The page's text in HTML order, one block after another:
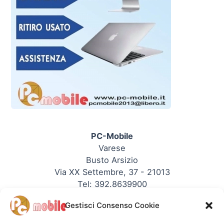
Gestisci Consenso Cookie
PC-Mobile
Varese
Busto Arsizio
Via XX Settembre, 37 - 21013
Tel: 392.8639900
REA: 344330